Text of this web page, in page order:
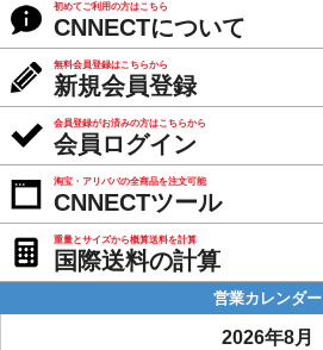
初めてご利用の方はこちら
CNNECTについて
無料会員登録はこちらから
新規会員登録
会員登録がお済みの方はこちらから
会員ログイン
淘宝・アリババの全商品を注文可能
CNNECTツール
重量とサイズから概算送料を計算
国際送料の計算
営業カレンダー
2026年8月